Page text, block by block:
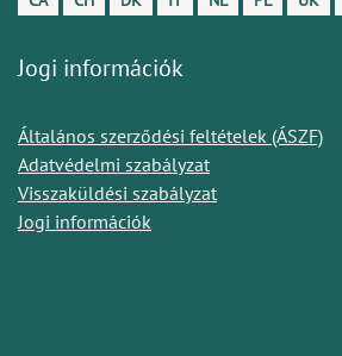
Jogi információk
Általános szerződési feltételek (ÁSZF)
Adatvédelmi szabályzat
Visszaküldési szabályzat
Jogi információk